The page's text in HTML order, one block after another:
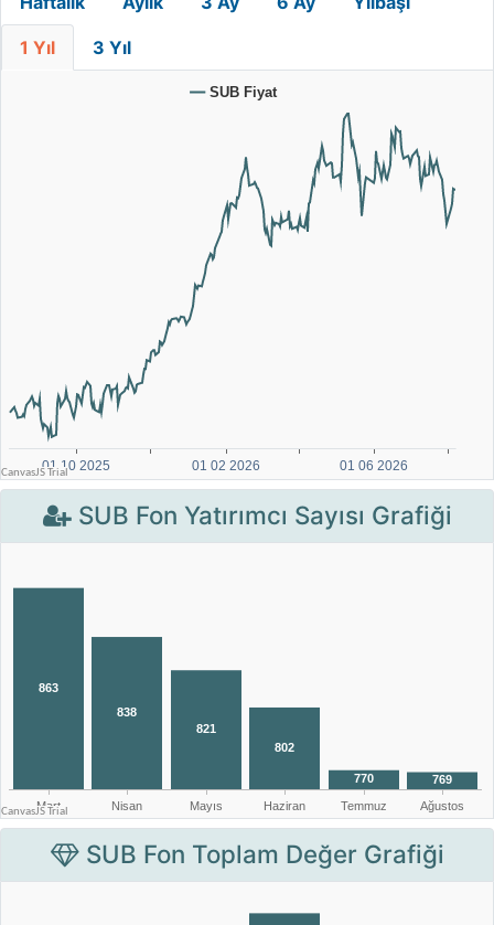
1 Yıl 3 Yıl
SUB Fon Yatırımcı Sayısı Grafiği
SUB Fon Toplam Değer Grafiği